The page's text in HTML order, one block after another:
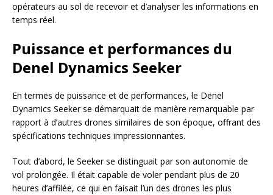
opérateurs au sol de recevoir et d’analyser les informations en
temps réel.
Puissance et performances du
Denel Dynamics Seeker
En termes de puissance et de performances, le Denel
Dynamics Seeker se démarquait de manière remarquable par
rapport à d’autres drones similaires de son époque, offrant des
spécifications techniques impressionnantes.
Tout d’abord, le Seeker se distinguait par son autonomie de
vol prolongée. Il était capable de voler pendant plus de 20
heures d’affilée, ce qui en faisait l’un des drones les plus